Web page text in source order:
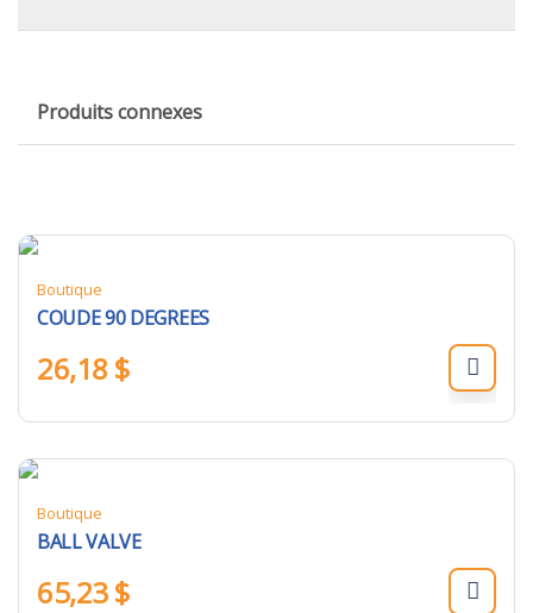
Produits connexes
Boutique
COUDE 90 DEGREES
26,18 $
Boutique
BALL VALVE
65,23$